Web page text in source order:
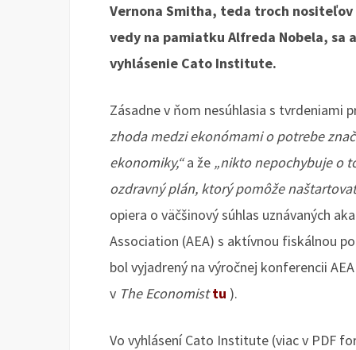
Vernona Smitha, teda troch nositeľov
vedy na pamiatku Alfreda Nobela, sa
vyhlásenie Cato Institute.
Zásadne v ňom nesúhlasia s tvrdeniami
zhoda medzi ekonómami o potrebe
ekonomiky,“a že „nikto nepochybuje o
ozdravný plán, ktorý pomôže
opiera o väčšinový súhlas uznávaných
Association (AEA) s aktívnou fiskálnou
bol vyjadrený na výročnej konferencii
v The Economist tu ).
Vo vyhlásení Cato Institute (viac v PDF